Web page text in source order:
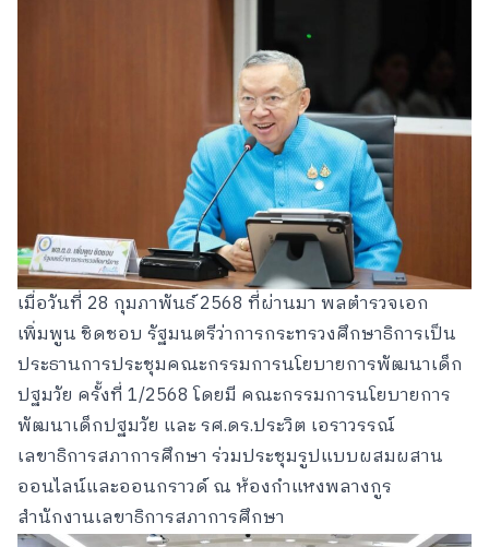
เมื่อวันที่ 28 กุมภาพันธ์ 2568 ที่ผ่านมา พลตำรวจเอก
เพิ่มพูน ชิดชอบ รัฐมนตรีว่าการกระทรวงศึกษาธิการเป็น
ประธานการประชุมคณะกรรมการนโยบายการพัฒนาเด็ก
ปฐมวัย ครั้งที่ 1/2568 โดยมี คณะกรรมการนโยบายการ
พัฒนาเด็กปฐมวัย และ รศ.ดร.ประวิต เอราวรรณ์
เลขาธิการสภาการศึกษา ร่วมประชุมรูปแบบผสมผสาน
ออนไลน์และออนกราวด์ ณ ห้องกำแหงพลางกูร
สำนักงานเลขาธิการสภาการศึกษา